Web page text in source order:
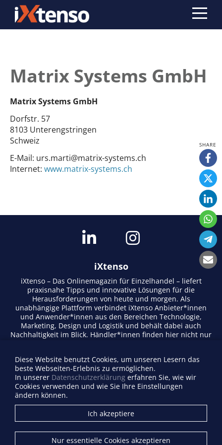
Matrix Systems GmbH
Matrix Systems GmbH
Dorfstr. 57
8103 Unterengstringen
Schweiz
E-Mail: urs.marti@matrix-systems.ch
Internet: www.matrix-systems.ch
iXtenso
iXtenso – Das Onlinemagazin für Einzelhandel – liefert
praxisnahe Tipps und innovative Lösungen für die
Herausforderungen von heute und morgen. Als
unabhängige Plattform verbindet iXtenso Anbieter*innen
und Anwender*innen aus den Bereichen Technologie,
Marketing, Design und Logistik und behält dabei auch
Nachhaltigkeit im Blick. Händler*innen finden hier nicht nur
lebendigen Schreibstil und relevantem Content fördert das
Magazin den Austausch innerhalb der Retail-Community.
Ob digitale Trends oder praktische Alltagstipps – iXtenso
macht Wissen für den Handel zugänglich.
Firma eintragen
Mediadaten
Diese Website benutzt Cookies, um unseren Lesern das
beste Webseiten-Erlebnis zu ermöglichen.
In unserer Datenschutzerklärung erfahren Sie, wie wir
Cookies verwenden und wie Sie Ihre Einstellungen
ändern können.
Ich akzeptiere
Nur essentielle Cookies akzeptieren